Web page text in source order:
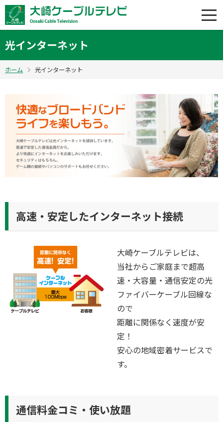
光インターネット
ホーム 光インターネット
高速・安定したインターネット接続
大崎ケーブルテレビは、
当社からご家庭まで超高
速・大容量・通信安定の光
ファイバーケーブル回線な
ので
距離に関係なく速度が安
定！
安心の地域密着サービスで
す。
通信料金コミ・使い放題